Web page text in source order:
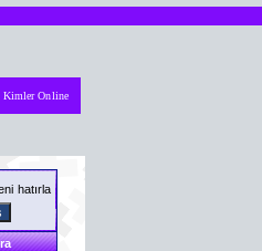
Kimler Online
hatırla